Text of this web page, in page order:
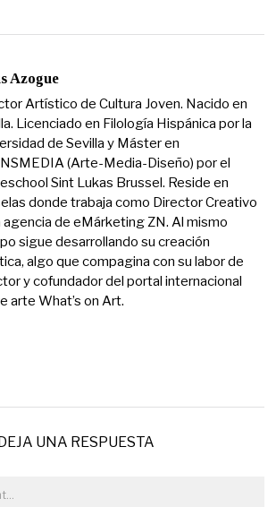
Azogue
Artístico de Cultura Joven. Nacido en
Licenciado en Filología Hispánica por la
de Sevilla y Máster en
(Arte-Media-Diseño) por el
Sint Lukas Brussel. Reside en
donde trabaja como Director Creativo
agencia de eMárketing ZN. Al mismo
sigue desarrollando su creación
algo que compagina con su labor de
y cofundador del portal internacional
arte What’s on Art.
UNA RESPUESTA